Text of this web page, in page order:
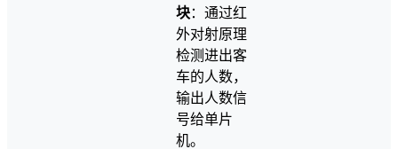
块：通过红
外对射原理
检测进出客
车的人数，
输出人数信
号给单片
机。